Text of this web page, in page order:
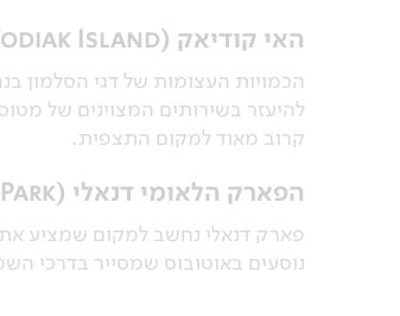
האי קודיאק (Kodiak Island)
הכמויות העצומות של דגי הסלמון
להיעזר בשירותים המצוינים של
קרוב מאוד למקום התצפית.
הפארק הלאומי דנאלי (Denali National Park)
פארק דנאלי נחשב למקום שמציע
נוסעים באוטובוס שמסייר בדרכי